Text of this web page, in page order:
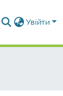
Увійти